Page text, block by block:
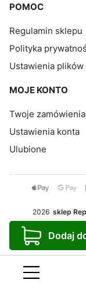
POMOC
Regulamin sklepu
Polityka
Ustawienia plików
MOJE KONTO
Twoje zamówienia
Ustawienia konta
Ulubione
2026 sklep
Dodaj